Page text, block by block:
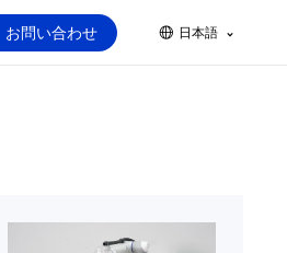
お問い合わせ 日本語